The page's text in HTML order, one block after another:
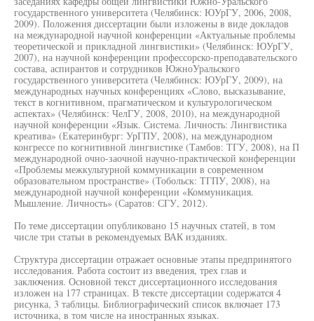
государственного университета (Челябинск: ЮУрГУ, 2006, 2008,
2009). Положения диссертации были изложены в виде докладов
на международной научной конференции «Актуальные проблемы
теоретической и прикладной лингвистики» (Челябинск: ЮУрГУ,
2007), на научной конференции профессорско-преподавательского
состава, аспирантов и сотрудников ЮжноУральского
государственного университета (Челябинск: ЮУрГУ, 2009), на
международных научных конференциях «Слово, высказывание,
текст в когнитивном, прагматическом и культурологическом
аспектах» (Челябинск: ЧелГУ, 2008, 2010), на международной
научной конференции «Язык. Система. Личность: Лингвистика
креатива» (Екатеринбург: УрГПУ, 2008), на международном
конгрессе по когнитивной лингвистике (Тамбов: ТГУ, 2008), на П
международной очно-заочной научно-практической конференции
«Проблемы межкультурной коммуникации в современном
образовательном пространстве» (Тобольск: ТГПУ, 2008), на
международной научной конференции «Коммуникация.
Мышление. Личность» (Саратов: СГУ, 2012).
По теме диссертации опубликовано 15 научных статей, в том
числе три статьи в рекомендуемых ВАК изданиях.
Структура диссертации отражает основные этапы предпринятого
исследования. Работа состоит из введения, трех глав и
заключения. Основной текст диссертационного исследования
изложен на 177 страницах. В тексте диссертации содержатся 4
рисунка, 3 таблицы. Библиографический список включает 173
источника, в том числе на иностранных языках.